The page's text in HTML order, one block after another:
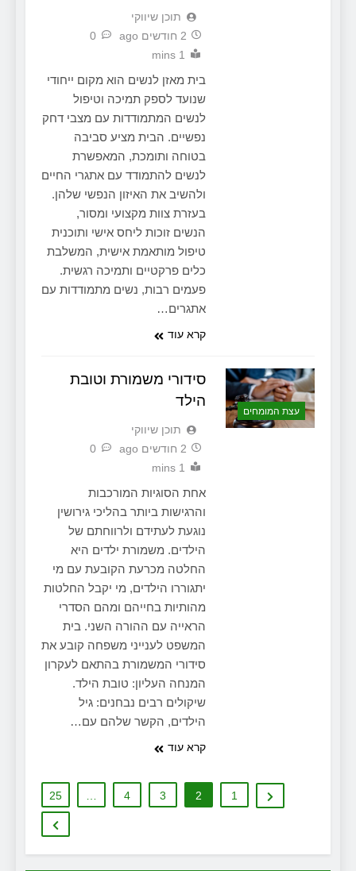
תוכן שיווקי
2 חודשים ago
0
1 mins
בית מאזן לנשים הוא מקום ייחודי
שנועד לספק תמיכה וטיפול
לנשים המתמודדות עם מצבי דחק
נפשיים. הבית מציע סביבה
בטוחה ותומכת, המאפשרת
לנשים להתמודד עם אתגרי החיים
ולהשיב את האיזון הנפשי שלהן.
בעזרת צוות מקצועי ומסור,
הנשים זוכות ליחס אישי ותוכנית
טיפול מותאמת אישית, המשלבת
כלים פרקטיים ותמיכה רגשית.
פעמים רבות, נשים מתמודדות עם
אתגרים…
קרא עוד
עצת המומחים
סידורי משמורת וטובת
הילד
תוכן שיווקי
2 חודשים ago
0
1 mins
אחת הסוגיות המורכבות
והרגישות ביותר בהליכי גירושין
נוגעת לעתידם ולרווחתם של
הילדים. משמורת ילדים היא
החלטה מכרעת הקובעת עם מי
יתגוררו הילדים, מי יקבל החלטות
מהותיות בחייהם ומהם הסדרי
הראייה עם ההורה השני. בית
המשפט לענייני משפחה קובע את
סידורי המשמורת בהתאם לעקרון
המנחה העליון: טובת הילד.
שיקולים רבים נבחנים: גיל
הילדים, הקשר שלהם עם…
קרא עוד
1
2
3
4
…
25